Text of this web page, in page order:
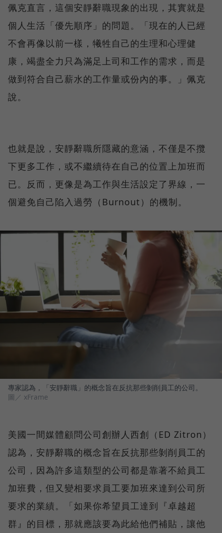
佩克直言，這個安靜辭職現象的出現，其實就是
個人生活「優先順序」的問題。「現在的人已經
不會再像以前一樣，犧牲自己的生理和心理健
康，竭盡全力只為滿足上司和工作的需求，而是
做到符合自己薪水的工作量或份內的事。」佩克
說。
也就是說，安靜辭職所隱藏的意涵，不僅是不攬
下更多工作，或不繼續待在自己的位置上加班而
已。反而，更像是為工作與生活設定了界線，一
個避免自己陷入過勞（Burnout）的機制。
專家認為，「安靜辭職」的概念旨在反抗那些剝削員工的公司。
圖／ xFrame
美國一間媒體顧問公司創辦人西創（ED Zitron）
認為，安靜辭職的概念旨在反抗那些剝削員工的
公司，因為許多這類型的公司都是靠著不給員工
加班費，但又變相要求員工要加班來達到公司所
要求的業績。「如果你希望員工達到『卓越超
群』的目標，那就應該要為此給他們補貼，讓他